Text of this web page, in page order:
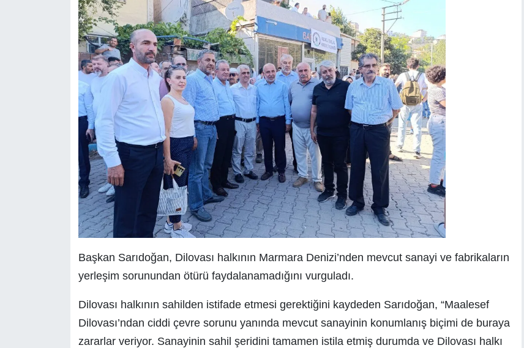
Başkan Sarıdoğan, Dilovası halkının Marmara Denizi’nden mevcut sanayi ve fabrikaların
yerleşim sorunundan ötürü faydalanamadığını vurguladı.
Dilovası halkının sahilden istifade etmesi gerektiğini kaydeden Sarıdoğan, “Maalesef
Dilovası’ndan ciddi çevre sorunu yanında mevcut sanayinin konumlanış biçimi de buraya
zararlar veriyor. Sanayinin sahil şeridini tamamen istila etmiş durumda ve Dilovası halkı